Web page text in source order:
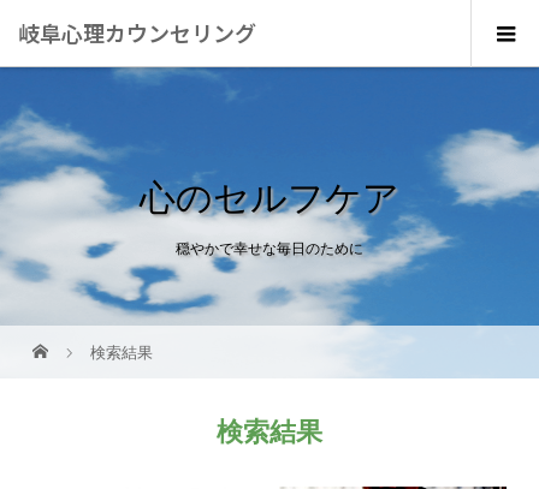
岐阜心理カウンセリング
心のセルフケア
穏やかで幸せな毎日のために
検索結果
検索結果